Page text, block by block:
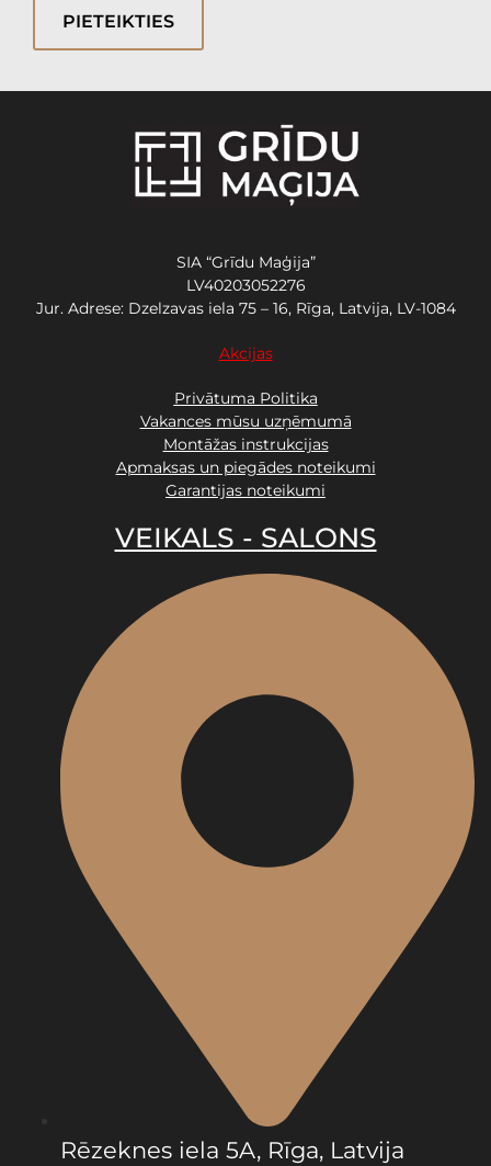
PIETEIKTIES
SIA “Grīdu Maģija”
LV40203052276
Jur. Adrese: Dzelzavas iela 75 – 16, Rīga, Latvija, LV-1084
Akcijas
Privātuma Politika
Vakances mūsu uzņēmumā
Montāžas instrukcijas
Apmaksas un piegādes noteikumi
Garantijas noteikumi
VEIKALS - SALONS
Rēzeknes iela 5A, Rīga, Latvija